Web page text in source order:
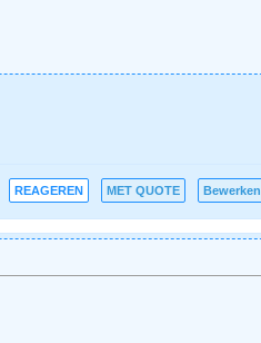
REAGEREN MET QUOTE Bewerken